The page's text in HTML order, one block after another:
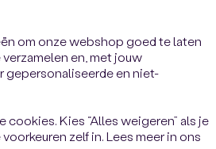
om onze webshop goed te laten
en, met jouw
en niet-
cookies. Kies “Alles weigeren” als je
zelf in. Lees meer in ons